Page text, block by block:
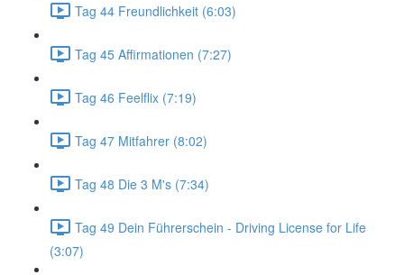
Tag 44 Freundlichkeit (6:03)
Tag 45 Affirmationen (7:27)
Tag 46 Feelflix (7:19)
Tag 47 Mitfahrer (8:02)
Tag 48 Die 3 M's (7:34)
Tag 49 Dein Führerschein - Driving License for Life
(3:07)